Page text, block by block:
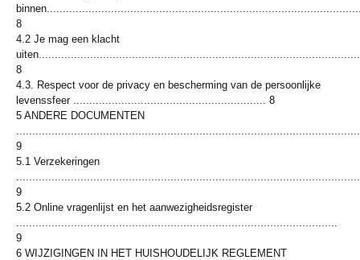
8
4.2 Je mag een klacht
8
4.3. Respect voor de privacy en bescherming van de persoonlijke
levenssfeer ............................................................ 8
5 ANDERE DOCUMENTEN
9
5.1 Verzekeringen
9
5.2 Online vragenlijst en het aanwezigheidsregister
9
6 WIJZIGINGEN IN HET HUISHOUDELIJK REGLEMENT